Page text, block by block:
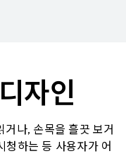
자인
나, 손목을 흘끗 보거
청하는 등 사용자가 어